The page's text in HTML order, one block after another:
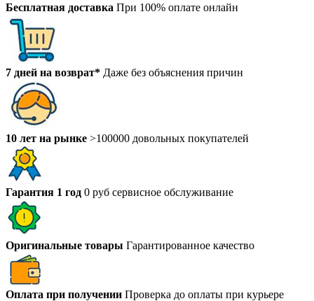
Бесплатная доставка При 100% оплате онлайн
7 дней на возврат* Даже без объяснения причин
10 лет на рынке >100000 довольных покупателей
Гарантия 1 год 0 руб сервисное обслуживание
Оригинальные товары Гарантированное качество
Оплата при получении Проверка до оплаты при курьере